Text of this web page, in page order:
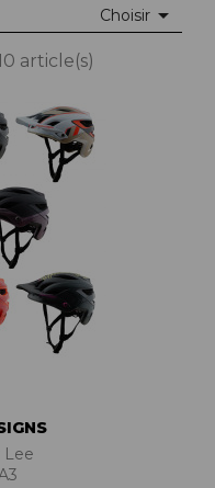
Choisir 
article(s)
Lee